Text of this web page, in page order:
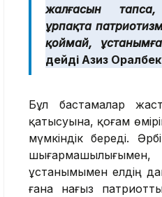
жалғасын
ұрпақта
қоймай,
дейді Азиз
Бұл бастамалар
қатысуына, қоғам
мүмкіндік береді.
ұстанымымен елдің
ғана нағыз